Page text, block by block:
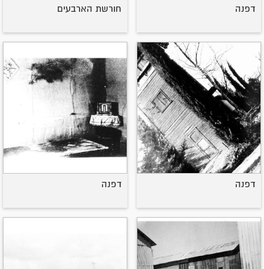
דפנה חורשת הארבעים
דפנה דפנה